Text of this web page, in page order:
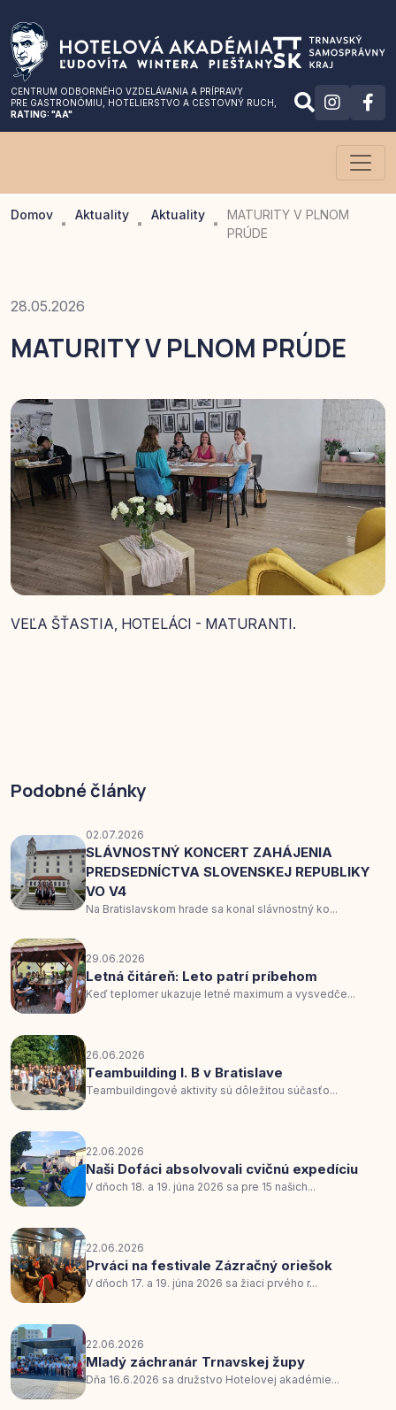
CENTRUM ODBORNÉHO VZDELÁVANIA A PRÍPRAVY
PRE GASTRONÓMIU , HOTELIERSTVO A CESTOVNÝ RUCH,
RATING: "AA"
Domov Aktuality Aktuality
MATURITY V PLNOM
PRÚDE
28.05.2026
MATURITY V PLNOM PRÚDE
VEĽA ŠŤASTIA, HOTELÁCI - MATURANTI.
Podobné články
02.07.2026
SLÁVNOSTNÝ KONCERT ZAHÁJENIA
PREDSEDNÍCTVA SLOVENSKEJ REPUBLIKY
VO V4
Na Bratislavskom hrade sa konal slávnostný ko...
29.06.2026
Letná čitáreň: Leto patrí príbehom
Keď teplomer ukazuje letné maximum a vysvedče...
26.06.2026
Teambuilding I. B v Bratislave
Teambuildingové aktivity sú dôležitou súčasťo...
22.06.2026
Naši Dofáci absolvovali cvičnú expedíciu
V dňoch 18. a 19. júna 2026 sa pre 15 našich...
22.06.2026
Prváci na festivale Zázračný oriešok
V dňoch 17. a 19. júna 2026 sa žiaci prvého r...
22.06.2026
Mladý záchranár Trnavskej župy
Dňa 16.6.2026 sa družstvo Hotelovej akadémie...